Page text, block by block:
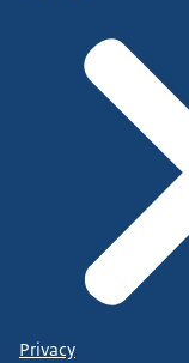
Privacy